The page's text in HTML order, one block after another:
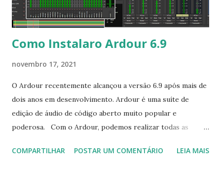
Como Instalaro Ardour 6.9
novembro 17, 2021
O Ardour recentemente alcançou a versão 6.9 após mais de
dois anos em desenvolvimento. Ardour é uma suíte de
edição de áudio de código aberto muito popular e
poderosa. Com o Ardour, podemos realizar todas as
gravação, edição e mixagem de áudio e trilhas MIDI com
COMPARTILHAR POSTAR UM COMENTÁRIO LEIA MAIS